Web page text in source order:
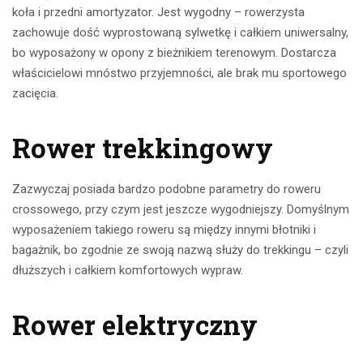
koła i przedni amortyzator. Jest wygodny – rowerzysta
zachowuje dość wyprostowaną sylwetkę i całkiem uniwersalny,
bo wyposażony w opony z bieżnikiem terenowym. Dostarcza
właścicielowi mnóstwo przyjemności, ale brak mu sportowego
zacięcia.
Rower trekkingowy
Zazwyczaj posiada bardzo podobne parametry do roweru
crossowego, przy czym jest jeszcze wygodniejszy. Domyślnym
wyposażeniem takiego roweru są między innymi błotniki i
bagażnik, bo zgodnie ze swoją nazwą służy do trekkingu – czyli
dłuższych i całkiem komfortowych wypraw.
Rower elektryczny